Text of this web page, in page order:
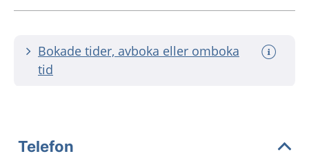
Bokade tider, avboka eller omboka
tid
Telefon